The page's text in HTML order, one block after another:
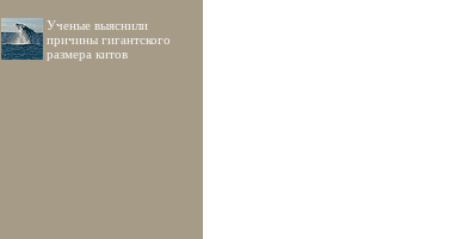
Ученые выяснили
причины гигантского
размера китов